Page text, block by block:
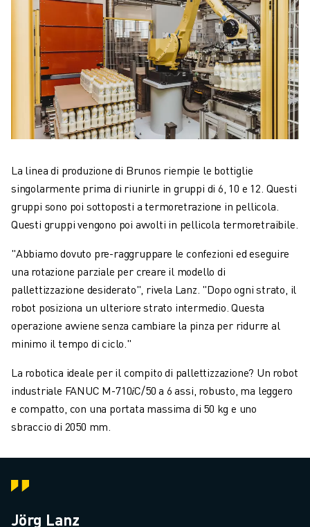
La linea di produzione di Brunos riempie le bottiglie
singolarmente prima di riunirle in gruppi di 6, 10 e 12. Questi
gruppi sono poi sottoposti a termoretrazione in pellicola.
Questi gruppi vengono poi avvolti in pellicola termoretraibile.
"Abbiamo dovuto pre-raggruppare le confezioni ed eseguire
una rotazione parziale per creare il modello di
pallettizzazione desiderato", rivela Lanz. "Dopo ogni strato, il
robot posiziona un ulteriore strato intermedio. Questa
operazione avviene senza cambiare la pinza per ridurre al
minimo il tempo di ciclo."
La robotica ideale per il compito di pallettizzazione? Un robot
industriale FANUC M-710𝑖C/50 a 6 assi, robusto, ma leggero
e compatto, con una portata massima di 50 kg e uno
sbraccio di 2050 mm.
Jörg Lanz